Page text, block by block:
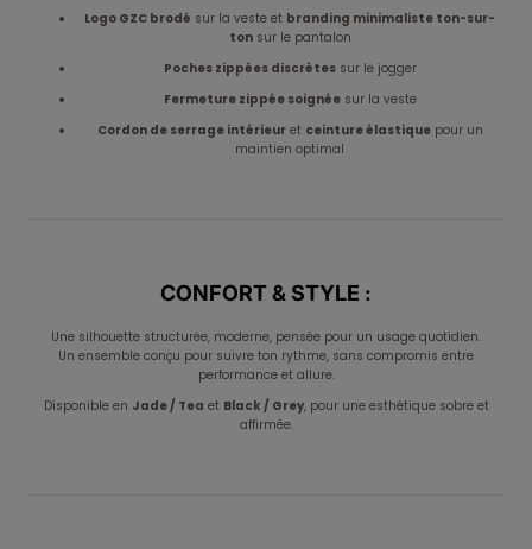
Logo GZC brodé sur la veste et branding minimaliste ton-sur-
tonsur le pantalon
Poches zippées discrètessur le jogger
Fermeture zippée soignéesur la veste
Cordon de serrage intérieuret ceinture élastiquepour un
maintien optimal
CONFORT & STYLE :
Une silhouette structurée, moderne, pensée pour un usage quotidien.
Un ensemble conçu pour suivre ton rythme, sans compromis entre
performance et allure.
Disponible en Jade / Tea et Black / Grey, pour une esthétique sobre et
affirmée.